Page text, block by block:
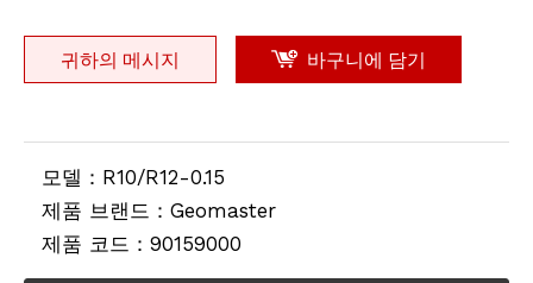
귀하의 메시지 바구니에 담기
모델： R10/R12-0.15
제품 브랜드： Geomaster
제품 코드： 90159000